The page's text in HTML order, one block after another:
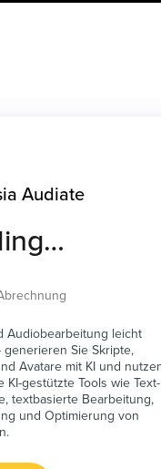
Audiate
Audiobearbeitung leicht
generieren Sie Skripte,
Avatare mit KI und
KI-gestützte Tools wie Text-
textbasierte Bearbeitung,
und Optimierung von